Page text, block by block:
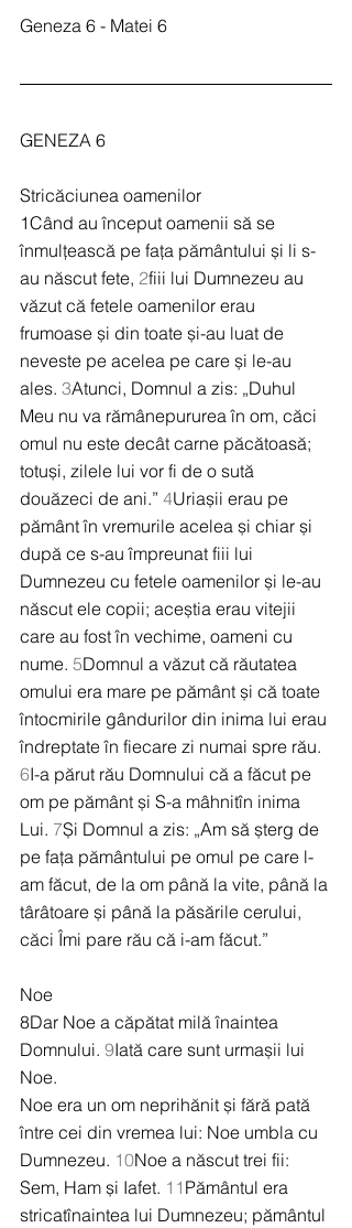
Geneza 6 - Matei 6
GENEZA 6
Stricăciunea oamenilor
1Când au început oamenii să se
înmulțească pe fața pământului și li s-
au născut fete, 2fiii lui Dumnezeu au
văzut că fetele oamenilor erau
frumoase și din toate și-au luat de
neveste pe acelea pe care și le-au
ales. 3Atunci, Domnul a zis: „Duhul
Meu nu va rămânepururea în om, căci
omul nu este decât carne păcătoasă;
totuși, zilele lui vor fi de o sută
douăzeci de ani.” 4Uriașii erau pe
pământ în vremurile acelea și chiar și
după ce s-au împreunat fiii lui
Dumnezeu cu fetele oamenilor și le-au
născut ele copii; aceștia erau vitejii
care au fost în vechime, oameni cu
nume. 5Domnul a văzut că răutatea
omului era mare pe pământ și că toate
întocmirile gândurilor din inima lui erau
îndreptate în fiecare zi numai spre rău.
6I-a părut rău Domnului că a făcut pe
om pe pământ și S-a mâhnitîn inima
Lui. 7Și Domnul a zis: „Am să șterg de
pe fața pământului pe omul pe care l-
am făcut, de la om până la vite, până la
târâtoare și până la păsările cerului,
căci Îmi pare rău că i-am făcut.”
Noe
8Dar Noe a căpătat milă înaintea
Domnului. 9Iată care sunt urmașii lui
Noe.
Noe era un om neprihănit și fără pată
între cei din vremea lui: Noe umbla cu
Dumnezeu. 10Noe a născut trei fii:
Sem, Ham și Iafet. 11 Pământul era
stricatînaintea lui Dumnezeu; pământul